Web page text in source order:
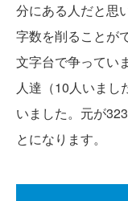
分にある人だと思
字数を削ることが
文字台で争ってい
人達（10人いまし
いました。元が
とになります。